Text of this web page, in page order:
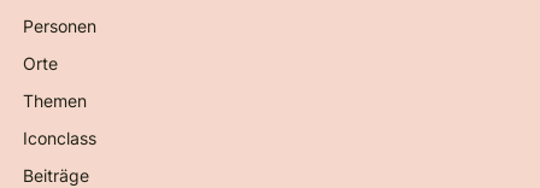
Personen
Orte
Themen
Iconclass
Beiträge